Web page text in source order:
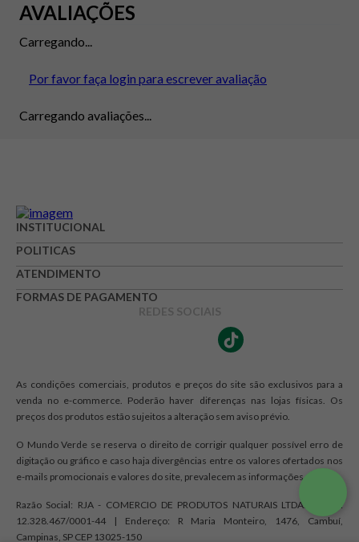
AVALIAÇÕES
Carregando...
Por favor faça login para escrever avaliação
Carregando avaliações...
INSTITUCIONAL
POLITICAS
ATENDIMENTO
FORMAS DE PAGAMENTO
REDES SOCIAIS
As condições comerciais, produtos e preços do site são exclusivos para a
venda no e-commerce. Poderão haver diferenças nas lojas físicas. Os
preços dos produtos estão sujeitos a alteração sem aviso prévio.
O Mundo Verde se reserva o direito de corrigir qualquer possível erro de
digitação ou gráfico e caso haja divergências entre os valores ofertados nos
e-mails promocionais e valores do site, prevalecem as informações do site.
Razão Social: RJA - COMERCIO DE PRODUTOS NATURAIS LTDA. | CNPJ:
12.328.467/0001-44 | Endereço: R Maria Monteiro, 1476, Cambuí,
Campinas, SP CEP 13025-150